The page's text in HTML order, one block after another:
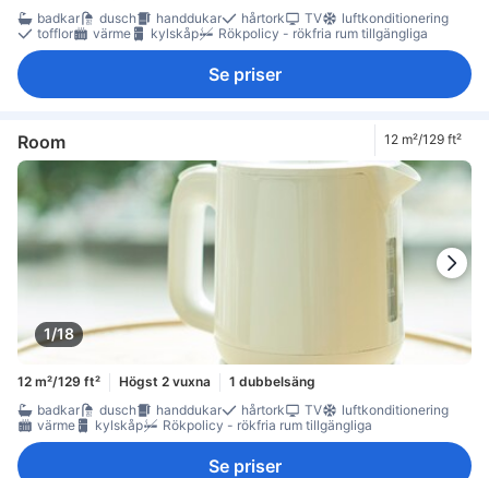
badkar
dusch handdukar hårtork TV
luftkonditionering
tofflor
värme kylskåp Rökpolicy - rökfria rum tillgängliga
Se priser
Room 12 m²/129 ft²
1/18
12 m²/129 ft² Högst 2 vuxna
1 dubbelsäng
badkar
dusch handdukar hårtork TV
luftkonditionering
värme
kylskåp Rökpolicy - rökfria rum tillgängliga
Se priser